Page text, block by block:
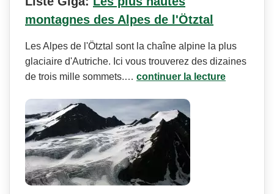
montagnes des Alpes de l'Ötztal
Les Alpes de l'Ötztal sont la chaîne alpine la plus
glaciaire d'Autriche. Ici vous trouverez des dizaines
de trois mille sommets.… continuer la lecture